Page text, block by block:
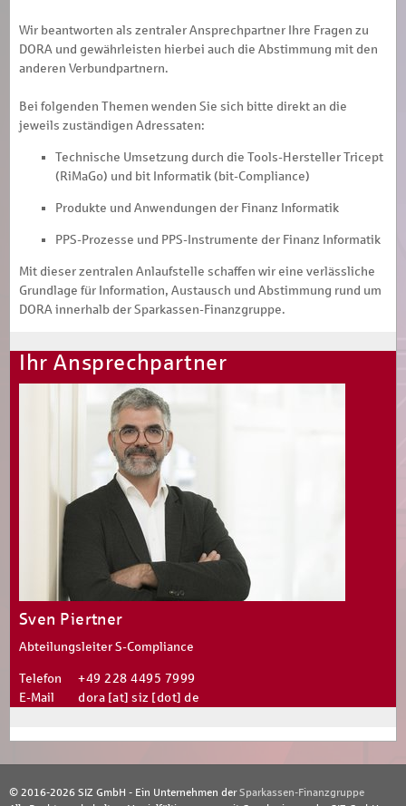
Wir beantworten als zentraler Ansprechpartner Ihre Fragen zu
DORA und gewährleisten hierbei auch die Abstimmung mit den
anderen Verbundpartnern.
Bei folgenden Themen wenden Sie sich bitte direkt an die
jeweils zuständigen Adressaten:
Technische Umsetzung durch die Tools-Hersteller Tricept
(RiMaGo) und bit Informatik (bit-Compliance)
Produkte und Anwendungen der Finanz Informatik
PPS-Prozesse und PPS-Instrumente der Finanz Informatik
Mit dieser zentralen Anlaufstelle schaffen wir eine verlässliche
Grundlage für Information, Austausch und Abstimmung rund um
DORA innerhalb der Sparkassen-Finanzgruppe.
Ihr Ansprechpartner
Sven Piertner
Abteilungsleiter S-Compliance
Telefon
+49 228 4495 7999
E-Mail
dora [at] siz [dot] de
© 2016-2026 SIZ GmbH - Ein Unternehmen derSparkassen-Finanzgruppe